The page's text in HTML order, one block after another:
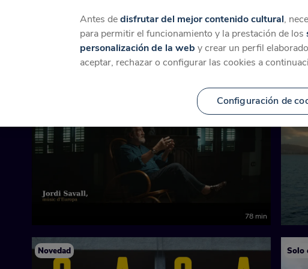
Catálogo Temáticas Categorías
Documentales
78 min
Novedad Solo
Antes dedisfrutar del mejor contenido cultural,
para permitir el funcionamiento y la prestación de los
personalización de la web y crear un perfil
aceptar, rechazar o configurar las cookies a
Configuración de